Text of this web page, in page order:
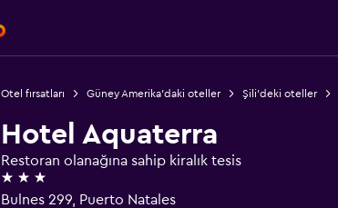
Otel fırsatları Güney Amerika'daki oteller Şili'deki oteller
Hotel Aquaterra
Restoran olanağına sahip kiralık tesis
3 yıldız
Bulnes 299, Puerto Natales